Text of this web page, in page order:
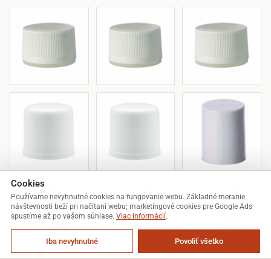
Cookies
Používame nevyhnutné cookies na fungovanie webu. Základné meranie
návštevnosti beží pri načítaní webu; marketingové cookies pre Google Ads
spustíme až po vašom súhlase. Viac informácií.
Iba nevyhnutné Povoliť všetko